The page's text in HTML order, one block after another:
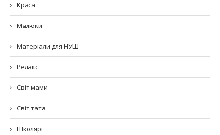
Краса
Малюки
Матеріали для НУШ
Релакс
Світ мами
Світ тата
Школярі